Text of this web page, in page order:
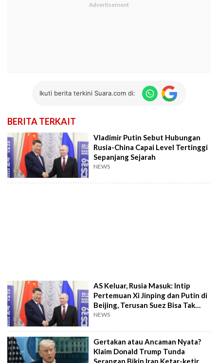
Ikuti berita terkini Suara.com di:
BERITA TERKAIT
Vladimir Putin Sebut Hubungan
Rusia-China Capai Level Tertinggi
Sepanjang Sejarah
NEWS
AS Keluar, Rusia Masuk: Intip
Pertemuan Xi Jinping dan Putin di
Beijing, Terusan Suez Bisa Tak
Laku
NEWS
Gertakan atau Ancaman Nyata?
Klaim Donald Trump Tunda
Serangan Bikin Iran Ketar-ketir